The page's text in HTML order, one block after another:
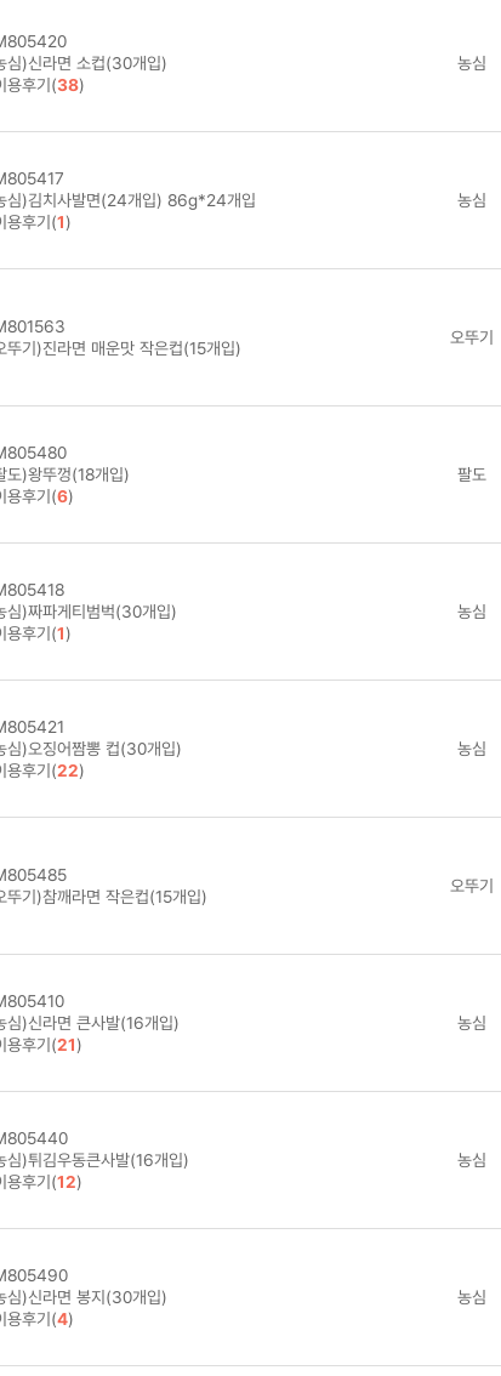
심)신라면 소컵(30개입)
용후기(38)
농심
심)김치사발면(24개입) 86g*24개입
용후기(1)
농심
뚜기)진라면 매운맛 작은컵(15개입)
오뚜기
도)왕뚜껑(18개입)
용후기(6)
팔도
심)짜파게티범벅(30개입)
용후기(1)
농심
심)오징어짬뽕 컵(30개입)
용후기(22)
농심
뚜기)참깨라면 작은컵(15개입)
오뚜기
심)신라면 큰사발(16개입)
용후기(21)
농심
심)튀김우동큰사발(16개입)
용후기(12)
농심
심)신라면 봉지(30개입)
용후기(4)
농심